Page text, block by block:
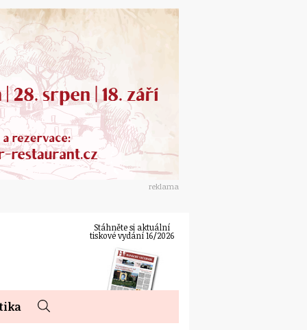
reklama
Stáhněte si aktuální
tiskové vydání 16/2026